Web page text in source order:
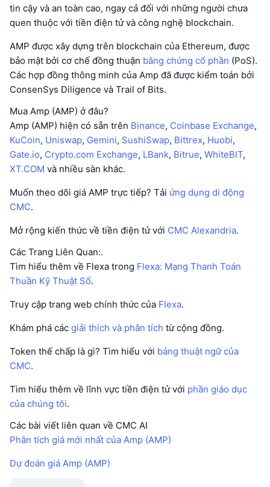
tin cậy và an toàn cao, ngay cả đối với những người chưa
quen thuộc với tiền điện tử và công nghệ blockchain.
AMP được xây dựng trên blockchain của Ethereum, được
bảo mật bởi cơ chế đồng thuận bằng chứng cổ phần (PoS).
Các hợp đồng thông minh của Amp đã được kiểm toán bởi
ConsenSys Diligence và Trail of Bits.
Mua Amp (AMP) ở đâu?
Amp (AMP) hiện có sẵn trên Binance, Coinbase Exchange,
KuCoin, Uniswap, Gemini, SushiSwap, Bittrex, Huobi,
Gate.io, Crypto.com Exchange, LBank, Bitrue, WhiteBIT,
XT.COM và nhiều sàn khác.
Muốn theo dõi giá AMP trực tiếp? Tải ứng dụng di động
CMC.
Mở rộng kiến thức về tiền điện tử với CMC Alexandria.
Các Trang Liên Quan:.
Tìm hiểu thêm về Flexa trong Flexa: Mạng Thanh Toán
Thuần Kỹ Thuật Số.
Truy cập trang web chính thức của Flexa.
Khám phá các giải thích và phân tích từ cộng đồng.
Token thế chấp là gì? Tìm hiểu với bảng thuật ngữ của
CMC.
Tìm hiểu thêm về lĩnh vực tiền điện tử với phần giáo dục
của chúng tôi.
Các bài viết liên quan về CMC AI
Phân tích giá mới nhất của Amp (AMP)
Dự đoán giá Amp (AMP)